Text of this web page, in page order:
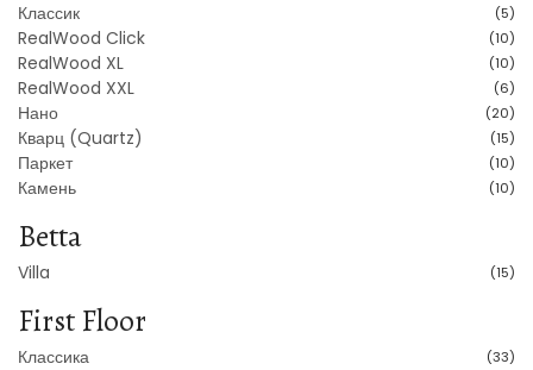
Классик (5)
RealWood Click (10)
RealWood XL (10)
RealWood XXL (6)
Нано (20)
Кварц (Quartz) (15)
Паркет (10)
Камень (10)
Betta
Villa (15)
First Floor
Классика (33)